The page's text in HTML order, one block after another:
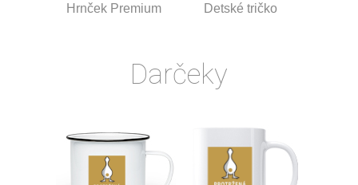
Hrnček Premium Detské tričko
Darčeky